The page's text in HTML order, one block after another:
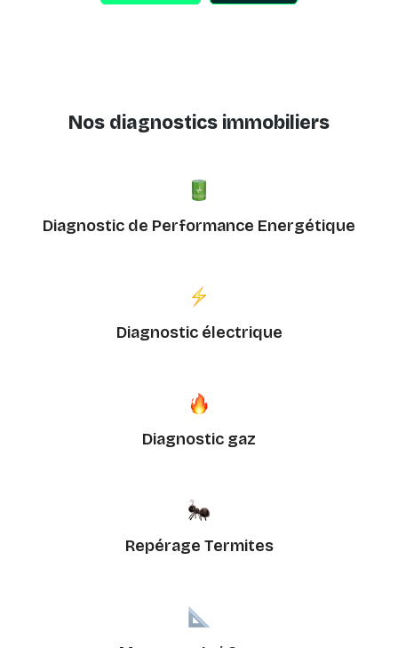
Nos diagnostics immobiliers
Diagnostic de Performance Energétique
Diagnostic électrique
Diagnostic gaz
Repérage Termites